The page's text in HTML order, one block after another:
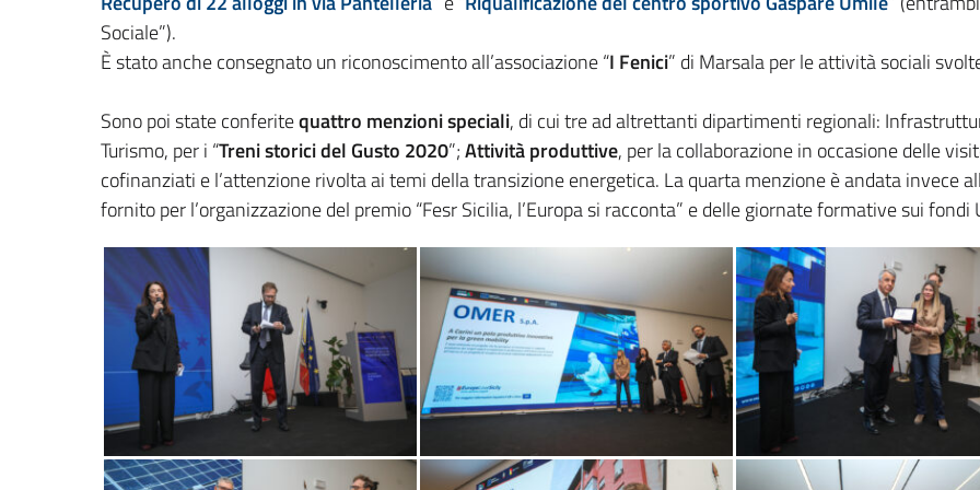
Sociale”).
È stato anche consegnato un riconoscimento all’associazione “I Fenici” di Marsala per le attività sociali
Sono poi state conferitequattro menzioni speciali, di cui tre ad altrettanti dipartimenti regionali:
Turismo, per i “Treni storici del Gusto 2020”;Attività produttive, per la collaborazione in occasione delle
cofinanziati e l’attenzione rivolta ai temi della transizione energetica. La quarta menzione è andata invece
fornito per l’organizzazione del premio “Fesr Sicilia, l’Europa si racconta” e delle giornate formative sui fondi